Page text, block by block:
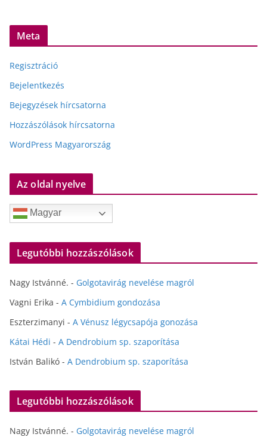
Meta
Regisztráció
Bejelentkezés
Bejegyzések hírcsatorna
Hozzászólások hírcsatorna
WordPress Magyarország
Az oldal nyelve
Magyar
Legutóbbi hozzászólások
Nagy Istvánné. - Golgotavirág nevelése magról
Vagni Erika - A Cymbidium gondozása
Eszterzimanyi - A Vénusz légycsapója gonozása
Kátai Hédi - A Dendrobium sp. szaporítása
István Balikó - A Dendrobium sp. szaporítása
Legutóbbi hozzászólások
Nagy Istvánné. - Golgotavirág nevelése magról